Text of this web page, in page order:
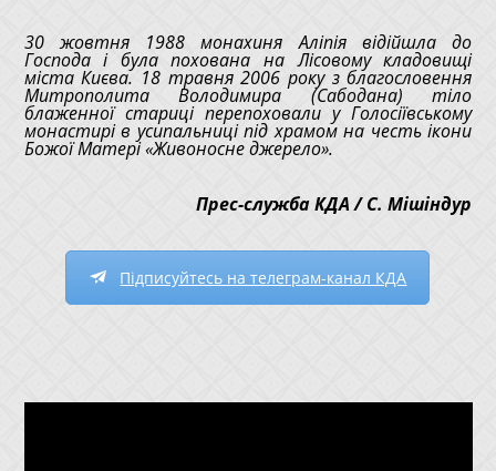
30 жовтня 1988 монахиня Аліпія відійшла до
Господа і була похована на Лісовому кладовищі
міста Києва. 18 травня 2006 року з благословення
Митрополита Володимира (Сабодана) тіло
блаженної стариці перепоховали у Голосіївському
монастирі в усипальниці під храмом на честь ікони
Божої Матері «Живоносне джерело».
Прес-служба КДА / С. Мішіндур
Підписуйтесь на телеграм-канал КДА